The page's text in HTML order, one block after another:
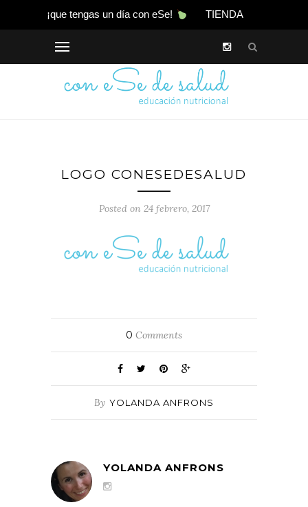
¡que tengas un día con eSe! TIENDA
LOGO CONESEDESALUD
Posted on 24 febrero, 2017
0 Comments
By YOLANDA ANFRONS
YOLANDA ANFRONS